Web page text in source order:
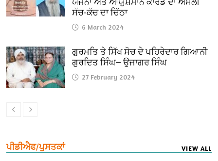
ਸੱਚ-ਕੱਚ ਦਾ ਚਿੱਠਾ
6 March 2024
ਗੁਰਮਤਿ ਤੇ ਸਿੱਖ ਸੋਚ ਦੇ ਪਹਿਰੇਦਾਰ ਗਿਆਨੀ
ਗੁਰਦਿਤ ਸਿੰਘ— ਉਜਾਗਰ ਸਿੰਘ
27 February 2024
ਪੀਡੀਐਫ/ਪੁਸਤਕਾਂ VIEW ALL